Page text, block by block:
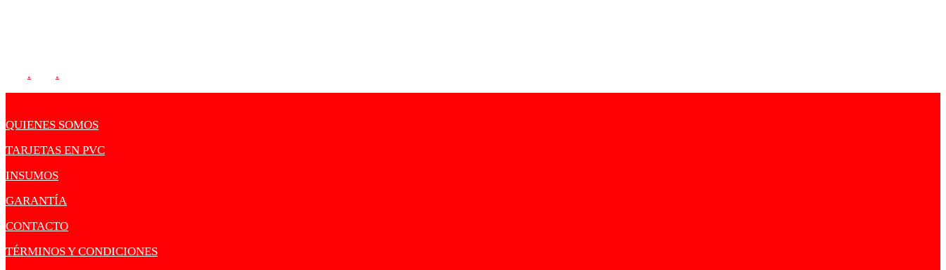
. .
QUIENES SOMOS
TARJETAS EN PVC
INSUMOS
GARANTÍA
CONTACTO
TÉRMINOS Y CONDICIONES